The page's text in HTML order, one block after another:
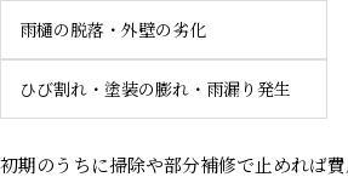
雨樋の脱落・外壁の劣化
ひび割れ・塗装の膨れ・雨漏り発生
初期のうちに掃除や部分補修で止めれば